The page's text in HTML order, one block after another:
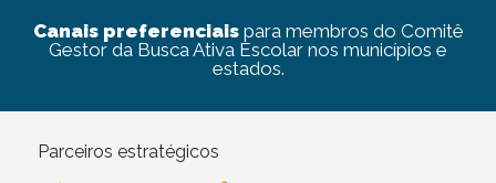
Canais preferenciaispara membros do Comitê
Gestor da Busca Ativa Escolar nos municípios e
estados.
Parceiros estratégicos